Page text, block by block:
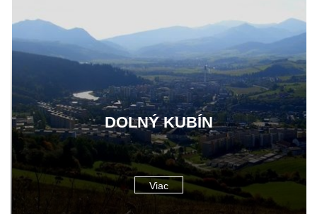
DOLNÝ KUBÍN
Viac